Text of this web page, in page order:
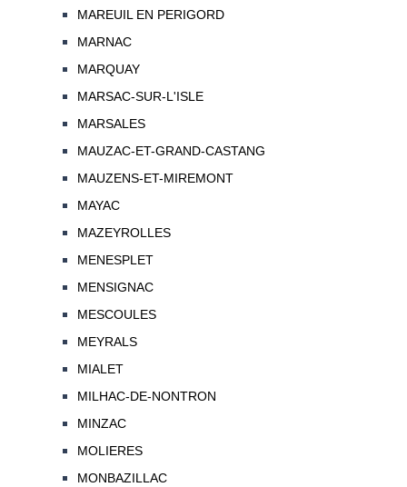
MAREUIL EN PERIGORD
MARNAC
MARQUAY
MARSAC-SUR-L'ISLE
MARSALES
MAUZAC-ET-GRAND-CASTANG
MAUZENS-ET-MIREMONT
MAYAC
MAZEYROLLES
MENESPLET
MENSIGNAC
MESCOULES
MEYRALS
MIALET
MILHAC-DE-NONTRON
MINZAC
MOLIERES
MONBAZILLAC